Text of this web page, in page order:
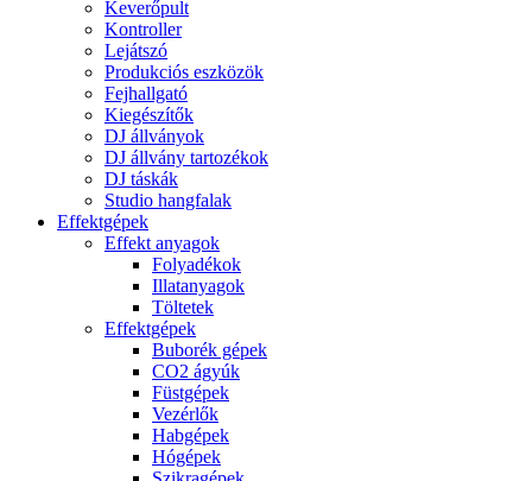
Keverőpult
Kontroller
Lejátszó
Produkciós eszközök
Fejhallgató
Kiegészítők
DJ állványok
DJ állvány tartozékok
DJ táskák
Studio hangfalak
Effektgépek
Effekt anyagok
Folyadékok
Illatanyagok
Töltetek
Effektgépek
Buborék gépek
CO2 ágyúk
Füstgépek
Vezérlők
Habgépek
Hógépek